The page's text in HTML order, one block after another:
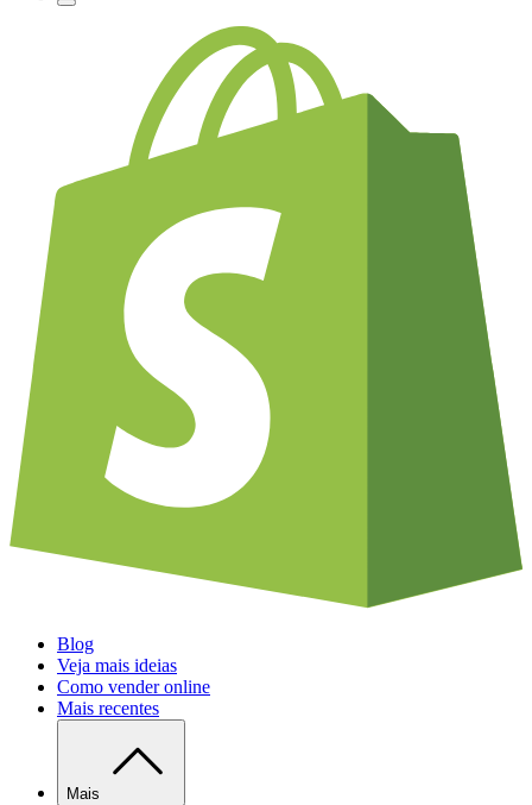
Blog
Veja mais ideias
Como vender online
Mais recentes
Mais